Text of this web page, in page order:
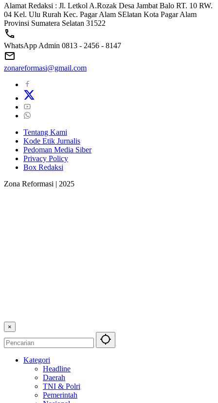
Alamat Redaksi : Jl. Letkol A.Rozak Desa Jambat Balo RT. 10 RW.
04 Kel. Ulu Rurah Kec. Pagar Alam SElatan Kota Pagar Alam
Provinsi Sumatera Selatan 31522
WhatsApp Admin 0813 - 2456 - 8147
zonareformasi@gmail.com
Tentang Kami
Kode Etik Jurnalis
Pedoman Media Siber
Privacy Policy
Box Redaksi
Zona Reformasi | 2025
×
Kategori
Headline
Daerah
TNI & Polri
Pemerintah